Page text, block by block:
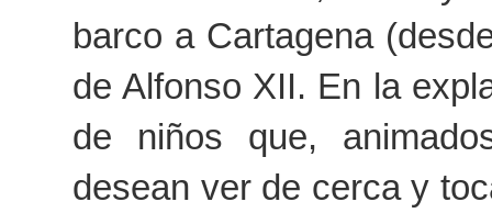
barco a Cartagena
de Alfonso XII. En la
de niños que,
desean ver de cerca y